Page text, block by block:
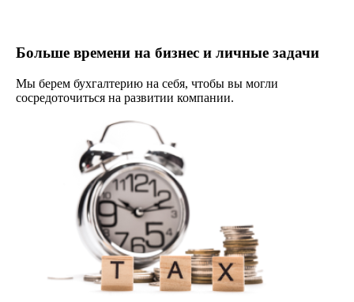
Больше времени на бизнес и личные задачи
Мы берем бухгалтерию на себя, чтобы вы могли
сосредоточиться на развитии компании.